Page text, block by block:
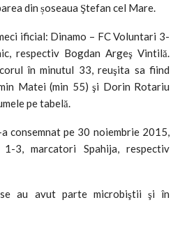
din șoseaua Ştefan cel Mare.
ificial: Dinamo – FC Voluntari 3-
respectiv Bogdan Argeş Vintilă.
în minutul 33, reuşita sa fiind
Matei (min 55) şi Dorin Rotariu
pe tabelă.
consemnat pe 30 noiembrie 2015,
3, marcatori Spahija, respectiv
au avut parte microbiştii şi în